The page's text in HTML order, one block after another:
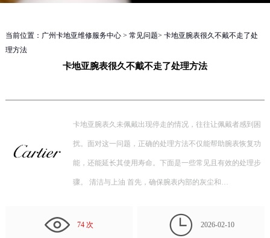
当前位置： 广州卡地亚维修服务中心> 常见问题> 卡地亚腕表很久不戴不走了处
理方法
卡地亚腕表很久不戴不走了处理方法
卡地亚腕表久未佩戴出现停走的情况，往往让佩戴者感到困
扰。面对这一问题，正确的处理方法不仅能帮助腕表恢复功
能，还能延长其使用寿命。下面是一些常见且有效的处理步
骤。 清洁与上油 首先，确保腕表内部的灰尘和…
74 次  2026-02-10